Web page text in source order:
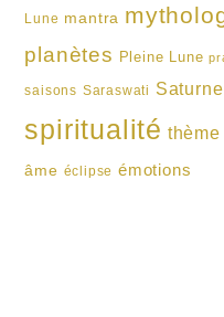
Lune mantra
planètes Pleine Lune
saisons Saraswati Saturne
spiritualité thème
âme éclipse émotions